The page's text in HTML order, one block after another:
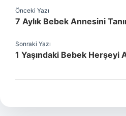
Önceki Yazı
7 Aylık Bebek Annesini
Sonraki Yazı
1 Yaşındaki Bebek Herşeyi